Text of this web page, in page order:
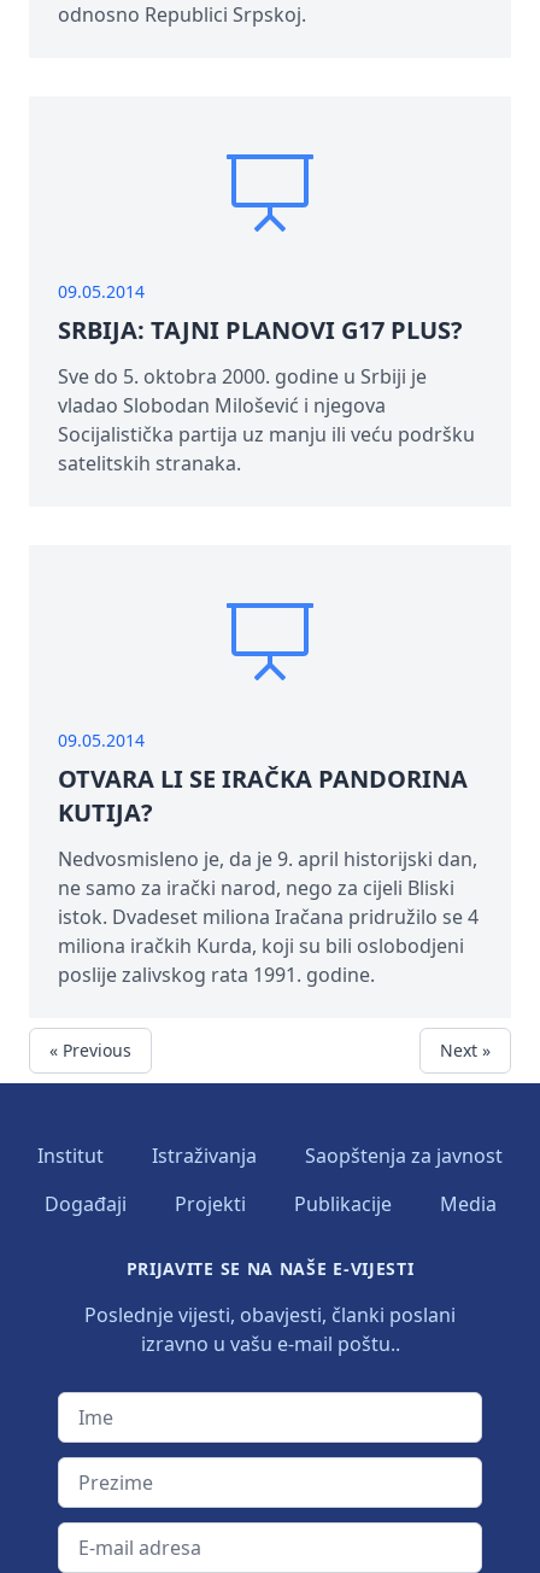
odnosno Republici Srpskoj.
09.05.2014
SRBIJA: TAJNI PLANOVI G17 PLUS?
Sve do 5. oktobra 2000. godine u Srbiji je
vladao Slobodan Milošević i njegova
Socijalistička partija uz manju ili veću podršku
satelitskih stranaka.
09.05.2014
OTVARA LI SE IRAČKA PANDORINA
KUTIJA?
Nedvosmisleno je, da je 9. april historijski dan,
ne samo za irački narod, nego za cijeli Bliski
istok. Dvadeset miliona Iračana pridružilo se 4
miliona iračkih Kurda, koji su bili oslobodjeni
poslije zalivskog rata 1991. godine.
« Previous Next »
Institut Istraživanja
Saopštenja za javnost
Događaji
Projekti Publikacije Media
PRIJAVITE SE NA NAŠE E-VIJESTI
Poslednje vijesti, obavjesti, članki poslani
izravno u vašu e-mail poštu..
Ime
Prezime
E-mail adresa